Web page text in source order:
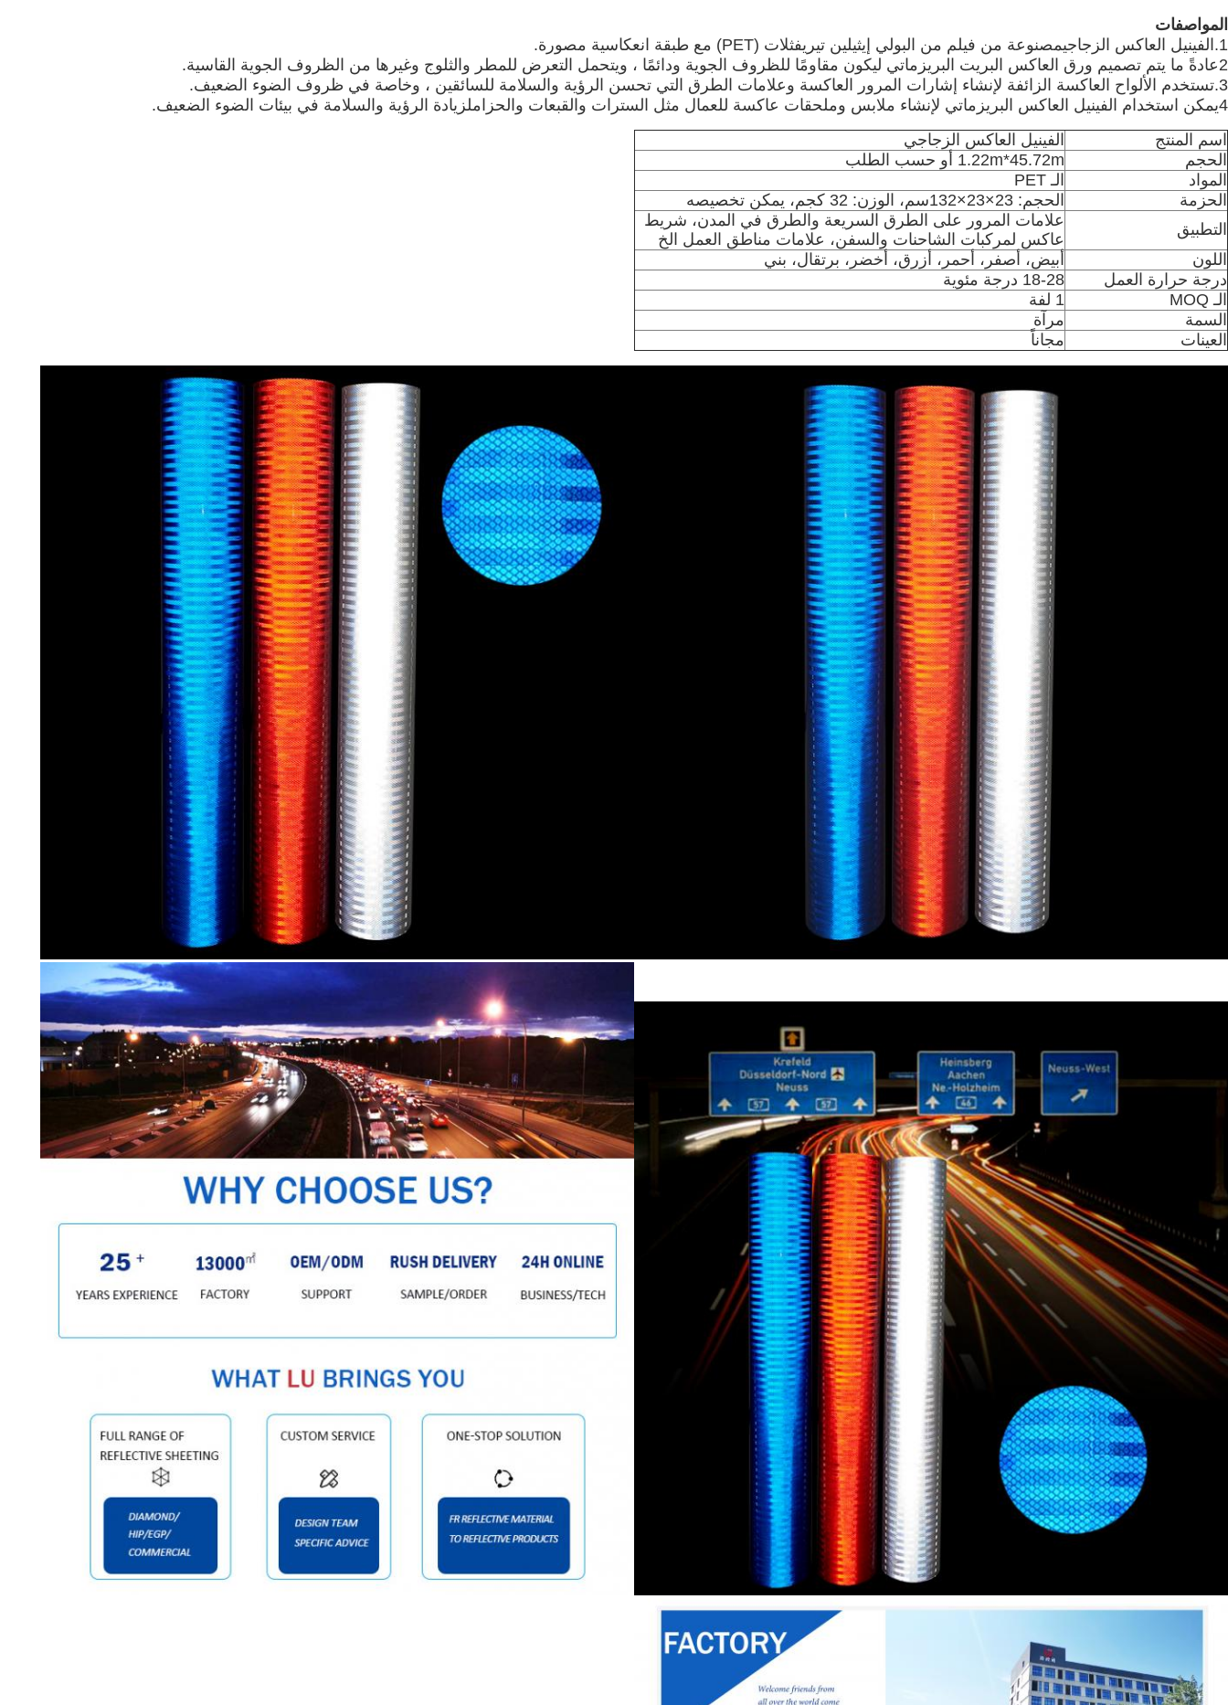
المواصفات
1. الفينيل العاكس الزجاجيمصنوعة من فيلم من البولي إيثيلين تيريفثلات (PET) مع طبقة انعكاسية مصورة.
2عادةً ما يتم تصميم ورق العاكس البريت البريزماتي ليكون مقاومًا للظروف الجوية ودائمًا ، ويتحمل التعرض للمطر والثلوج وغيرها من الظروف الجوية القاسية.
3.تستخدم الألواح العاكسة الزائفة لإنشاء إشارات المرور العاكسة وعلامات الطرق التي تحسن الرؤية والسلامة للسائقين ، وخاصة في ظروف الضوء الضعيف.
4يمكن استخدام الفينيل العاكس البريزماتي لإنشاء ملابس وملحقات عاكسة للعمال مثل السترات والقبعات والحزاملزيادة الرؤية والسلامة في بيئات الضوء الضعيف.
اسم المنتج
الفينيل العاكس الزجاجي
الحجم
1.22m*45.72m أو حسب الطلب
المواد
الـ PET
الحزمة
الحجم: 23×23×132سم، الوزن: 32 كجم، يمكن تخصيصه
التطبيق
علامات المرور على الطرق السريعة والطرق في المدن، شريط
عاكس لمركبات الشاحنات والسفن، علامات مناطق العمل الخ
اللون
أبيض، أصفر، أحمر، أزرق، أخضر، برتقال، بني
درجة حرارة العمل
18-28 درجة مئوية
الـ MOQ
1 لفة
السمة
مرآة
العينات
مجاناً